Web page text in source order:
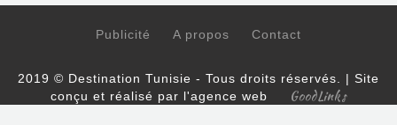
Publicité A propos Contact
2019 © Destination Tunisie - Tous droits réservés. | Site
conçu et réalisé par l'agence web
GoodLinks